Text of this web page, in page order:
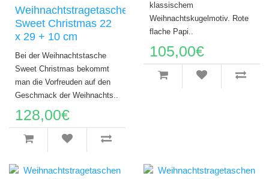
Weihnachtstragetasche
Sweet Christmas 22
x 29 + 10 cm
Bei der Weihnachtstasche
Sweet Christmas bekommt
man die Vorfreuden auf den
Geschmack der Weihnachts..
128,00€
klassischem
Weihnachtskugelmotiv. Rote
flache Papi..
105,00€